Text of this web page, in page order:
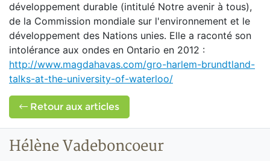
développement durable (intitulé Notre avenir à tous),
de la Commission mondiale sur l'environnement et le
développement des Nations unies. Elle a raconté son
intolérance aux ondes en Ontario en 2012 :
http://www.magdahavas.com/gro-harlem-brundtland-
talks-at-the-university-of-waterloo/
Retour aux articles
Hélène Vadeboncoeur